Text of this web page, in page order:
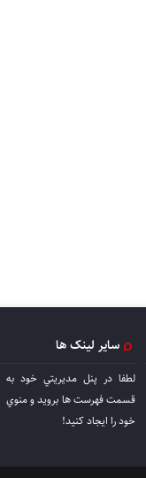
سایر لینک ها
لطفا در پنل مديريتي خود به
قسمت فهرست ها برويد و منوي
خود را ايجاد كنيد!